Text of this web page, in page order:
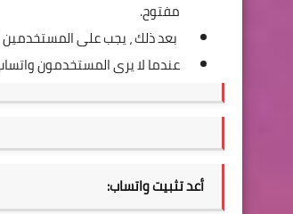
مفتوح.
بعد ذلك ، يجب على
عندما لا يرى المستخدمون
أعد تثبيت واتساب: